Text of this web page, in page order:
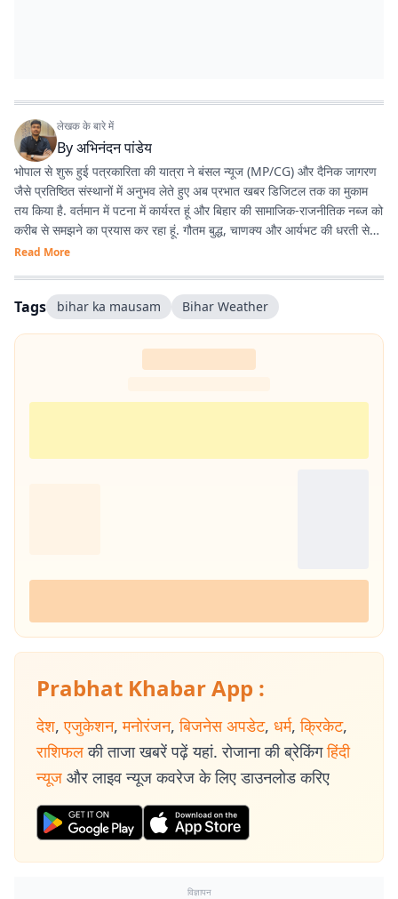
लेखक के बारे में
Byअभिनंदन पांडेय
भोपाल से शुरू हुई पत्रकारिता की यात्रा ने बंसल न्यूज (MP/CG) और दैनिक जागरण
जैसे प्रतिष्ठित संस्थानों में अनुभव लेते हुए अब प्रभात खबर डिजिटल तक का मुकाम
तय किया है. वर्तमान में पटना में कार्यरत हूं और बिहार की सामाजिक-राजनीतिक नब्ज को
करीब से समझने का प्रयास कर रहा हूं. गौतम बुद्ध, चाणक्य और आर्यभट की धरती से
होने का गर्व है. देश-विदेश की घटनाओं, बिहार की राजनीति, और किस्से-कहानियों में
Read More
Tags bihar ka mausam Bihar Weather
Prabhat Khabar App :
देश, एजुकेशन, मनोरंजन, बिजनेस अपडेट, धर्म, क्रिकेट,
राशिफल की ताजा खबरें पढ़ें यहां. रोजाना की ब्रेकिंग हिंदी
न्यूज और लाइव न्यूज कवरेज के लिए डाउनलोड करिए
विज्ञापन